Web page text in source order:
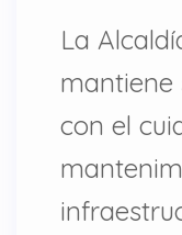
La
mantiene
con el